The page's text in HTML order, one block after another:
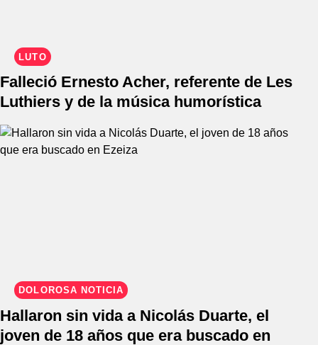
LUTO
Falleció Ernesto Acher, referente de Les
Luthiers y de la música humorística
DOLOROSA NOTICIA
Hallaron sin vida a Nicolás Duarte, el
joven de 18 años que era buscado en